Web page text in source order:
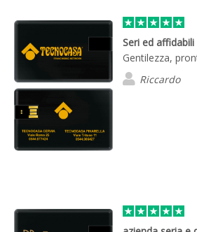
Seri ed affidabili
Gentilezza,
Riccardo